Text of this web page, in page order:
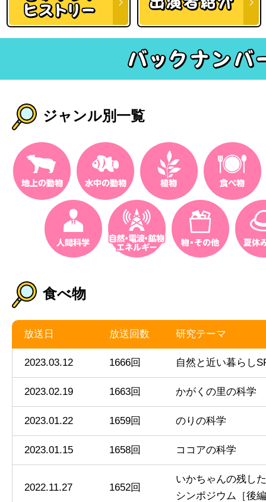
ジャンル別一覧
食べ物
放送日 放送回数 研究テーマ
2023.03.12 1666回 自然と近い暮らし
2023.02.19 1663回 かがくの里の科学
2023.01.22 1659回 のりの科学
2023.01.15 1658回 ココアの科学
2022.11.27 1652回
いかちゃんの残し
シンポジウム［後